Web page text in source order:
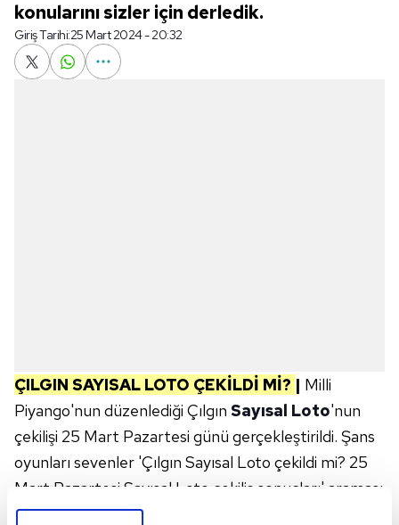
konularını sizler için derledik.
Giriş Tarihi:25 Mart 2024 - 20:32
ÇILGIN SAYISAL LOTO ÇEKİLDİ Mİ? | Milli
Piyango'nun düzenlediği Çılgın Sayısal Loto'nun
çekilişi 25 Mart Pazartesi günü gerçekleştirildi. Şans
oyunları sevenler 'Çılgın Sayısal Loto çekildi mi? 25
Mart Pazartesi Sayısal Loto çekiliş sonuçları' araması
yapıyor. Çılgın Sayısal Loto çekilişleri pazartesi,